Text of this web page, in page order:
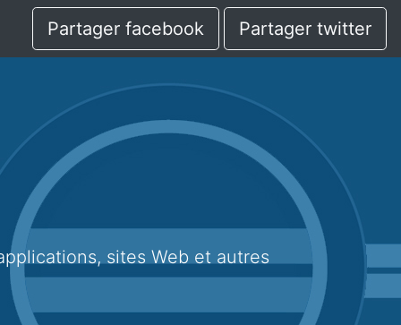
Partager facebook Partager twitter